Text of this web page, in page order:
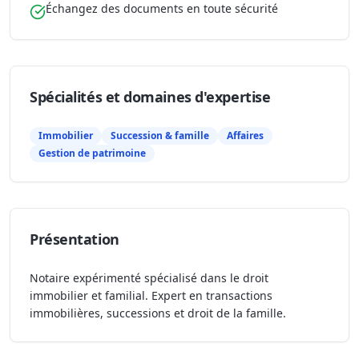
Échangez des documents en toute sécurité
Spécialités et domaines d'expertise
Immobilier Succession & famille
Affaires
Gestion de patrimoine
Présentation
Notaire expérimenté spécialisé dans le droit
immobilier et familial. Expert en transactions
immobilières, successions et droit de la famille.